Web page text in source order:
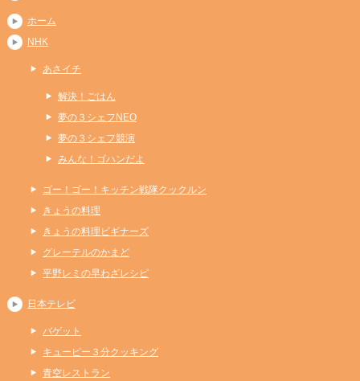
ホーム
NHK
あさイチ
解決！ごはん
夢の３シェフNEO
夢の３シェフ競演
みんな！ゴハンだよ
ゴー！ゴー！キッチン戦隊クックルン
きょうの料理
きょうの料理ビギナーズ
グレーテルのかまど
平野レミの早わざレシピ
日本テレビ
バゲット
キューピー３分クッキング
青空レストラン